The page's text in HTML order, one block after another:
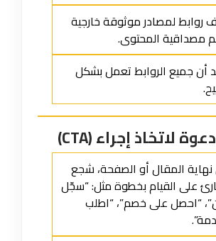
روابط لمصادر موثوقة خارجية
مصداقية المحتوى.
أن جميع الروابط تعمل بشكل
المقال أو الصفحة، شجع
على القيام بخطوة مثل: “سجّل
“احصل على خصم”، “اطلب